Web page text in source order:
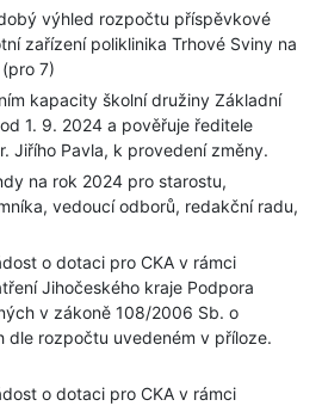
výhled rozpočtu příspěvkové
zařízení poliklinika Trhové Sviny na
7)
kapacity školní družiny Základní
1. 9. 2024 a pověřuje ředitele
Jiřího Pavla, k provedení změny.
na rok 2024 pro starostu,
vedoucí odborů, redakční radu,
o dotaci pro CKA v rámci
Jihočeského kraje Podpora
v zákoně 108/2006 Sb. o
dle rozpočtu uvedeném v příloze.
o dotaci pro CKA v rámci